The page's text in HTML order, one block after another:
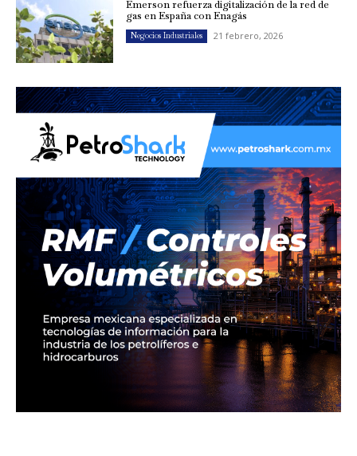
Emerson refuerza digitalización de la red de
gas en España con Enagás
Negocios Industriales 21 febrero, 2026